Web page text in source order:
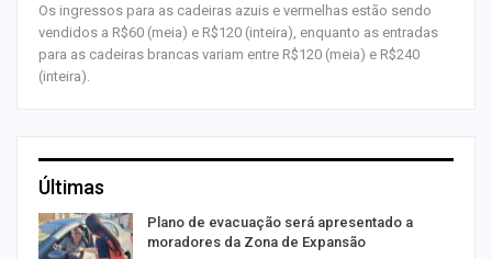
Os ingressos para as cadeiras azuis e vermelhas estão sendo
vendidos a R$60 (meia) e R$120 (inteira), enquanto as entradas
para as cadeiras brancas variam entre R$120 (meia) e R$240
(inteira).
Últimas
Plano de evacuação será apresentado a
moradores da Zona de Expansão